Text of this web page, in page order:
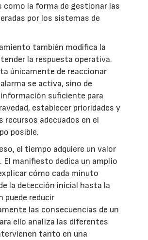
como la forma de gestionar las
por los sistemas de
también modifica la
la respuesta operativa.
únicamente de reaccionar
se activa, sino de
suficiente para
establecer prioridades y
recursos adecuados en el
posible.
el tiempo adquiere un valor
manifiesto dedica un amplio
cómo cada minuto
la detección inicial hasta la
puede reducir
las consecuencias de un
ello analiza las diferentes
tanto en una